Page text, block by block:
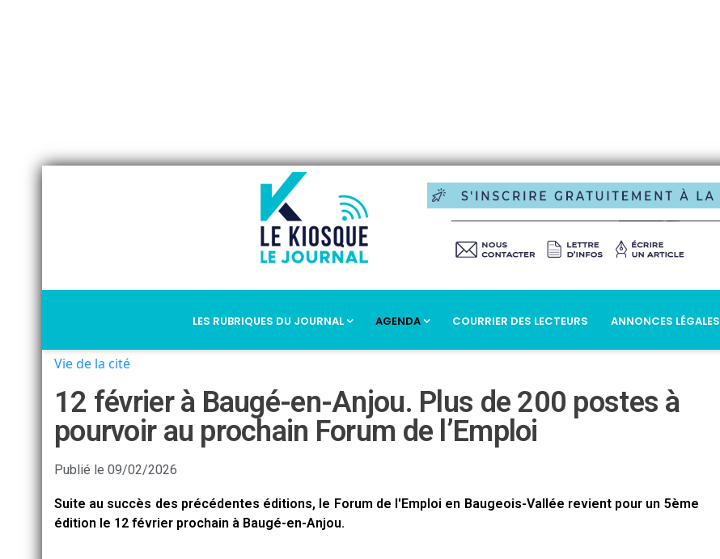
LES RUBRIQUES DU JOURNAL AGENDA COURRIER DES LECTEURS ANNONCES LÉGALES
Vie de la cité
12 février à Baugé-en-Anjou. Plus de 200 postes à
pourvoir au prochain Forum de l’Emploi
Publié le 09/02/2026
Suite au succès des précédentes éditions, le Forum de l'Emploi en Baugeois-Vallée revient pour un 5ème
édition le 12 février prochain à Baugé-en-Anjou.